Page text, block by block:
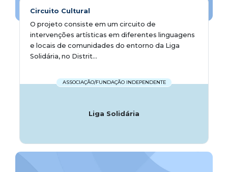
Circuito Cultural
O projeto consiste em um circuito de
intervenções artísticas em diferentes linguagens
e locais de comunidades do entorno da Liga
Solidária, no Distrit...
ASSOCIAÇÃO/FUNDAÇÃO INDEPENDENTE
Liga Solidária